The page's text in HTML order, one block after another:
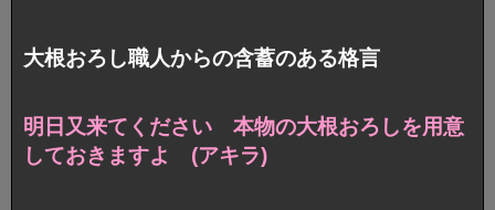
大根おろし職人からの含蓄のある格言
明日又来てください 本物の大根おろしを用意
しておきますよ (アキラ)